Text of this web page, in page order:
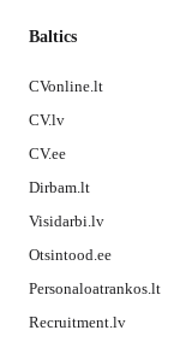
Baltics
CVonline.lt
CV.lv
CV.ee
Dirbam.lt
Visidarbi.lv
Otsintood.ee
Personaloatrankos.lt
Recruitment.lv